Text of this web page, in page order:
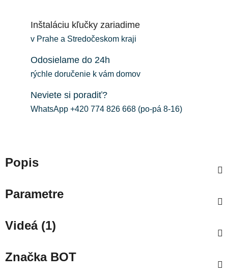
Inštaláciu kľučky zariadime
v Prahe a Stredočeskom kraji
Odosielame do 24h
rýchle doručenie k vám domov
Neviete si poradiť?
WhatsApp +420 774 826 668 (po-pá 8-16)
Popis
Parametre
Videá (1)
ZnačkaBOT